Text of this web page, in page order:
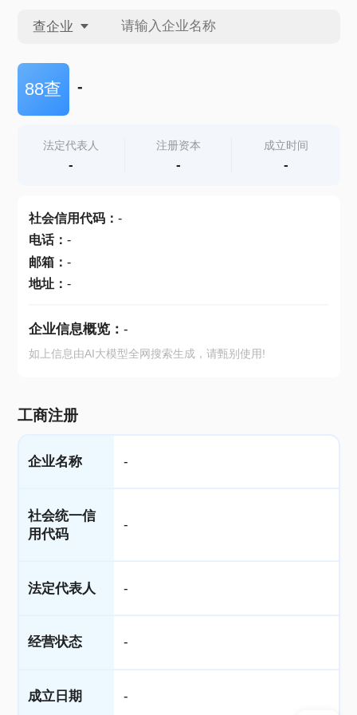
查企业
查企业
查产地
88查 -
法定代表人
-
注册资本
-
成立时间
-
社会信用代码： -
电话： -
邮箱： -
地址： -
企业信息概览： -
如上信息由AI大模型全网搜索生成，请甄别使用!
工商注册
企业名称 -
社会统一信
用代码
-
法定代表人 -
经营状态 -
成立日期 -